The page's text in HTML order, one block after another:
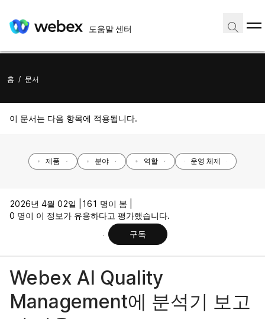
도움말 센터
홈 / 문서
이 문서는 다음 항목에 적용됩니다.
제품 분야 역할 운영 체제
2026년 4월 02일 |
161 명이 봄 |
0 명이 이 정보가 유용하다고 평가했습니다.
구독
Webex AI Quality
Management에 분석기 보고